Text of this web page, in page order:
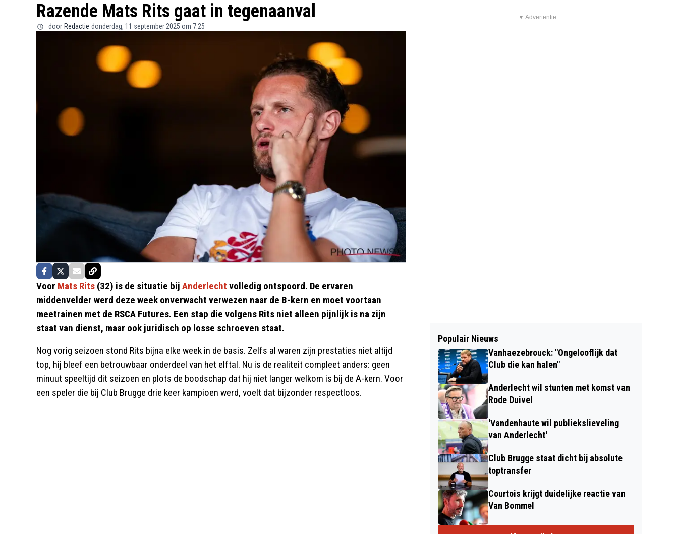
Razende Mats Rits gaat in tegenaanval
door Redactie donderdag, 11 september 2025 om 7:25
Voor Mats Rits (32) is de situatie bij Anderlecht volledig ontspoord. De ervaren
middenvelder werd deze week onverwacht verwezen naar de B-kern en moet voortaan
meetrainen met de RSCA Futures. Een stap die volgens Rits niet alleen pijnlijk is na zijn
staat van dienst, maar ook juridisch op losse schroeven staat.
Nog vorig seizoen stond Rits bijna elke week in de basis. Zelfs al waren zijn prestaties niet altijd
top, hij bleef een betrouwbaar onderdeel van het elftal. Nu is de realiteit compleet anders: geen
minuut speeltijd dit seizoen en plots de boodschap dat hij niet langer welkom is bij de A-kern. Voor
een speler die bij Club Brugge drie keer kampioen werd, voelt dat bijzonder respectloos.
▼ Advertentie
Populair Nieuws
Vanhaezebrouck: "Ongelooflijk dat
Club die kan halen"
Anderlecht wil stunten met komst van
Rode Duivel
'Vandenhaute wil publiekslieveling
van Anderlecht'
Club Brugge staat dicht bij absolute
toptransfer
Courtois krijgt duidelijke reactie van
Van Bommel